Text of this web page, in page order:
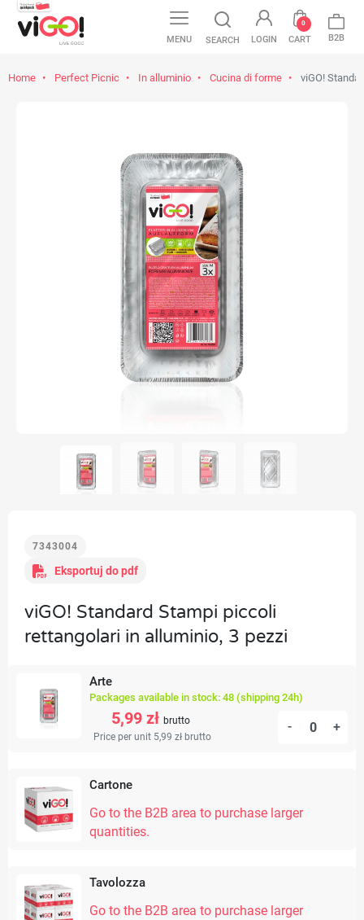
MENU SEARCH LOGIN CART
0
B2B
Home Perfect Picnic In alluminio Cucina di forme viGO!
7343004
Eksportuj do pdf
viGO! Standard Stampi piccoli
rettangolari in alluminio, 3 pezzi
Arte
Packages available in stock: 48 (shipping 24h)
5,99 zł brutto
Price per unit 5,99 zł brutto
- +
Cartone
Go to the B2B area to purchase larger
quantities.
Tavolozza
Go to the B2B area to purchase larger